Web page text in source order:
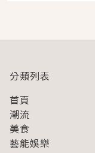
分類列表
首頁
潮流
美食
藝能娛樂